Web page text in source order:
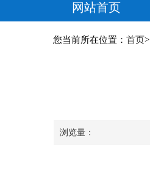
网站首页
您当前所在位置： 首页>
浏览量：